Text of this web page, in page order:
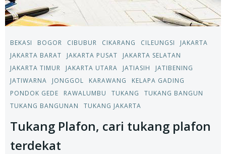
BEKASI BOGOR CIBUBUR CIKARANG CILEUNGSI
JAKARTA
JAKARTA BARAT
JAKARTA PUSAT
JAKARTA SELATAN
JAKARTA TIMUR
JAKARTA UTARA JATIASIH
JATIBENING
JATIWARNA
JONGGOL KARAWANG
KELAPA GADING
PONDOK GEDE
RAWALUMBU TUKANG
TUKANG BANGUN
TUKANG BANGUNAN
TUKANG JAKARTA
Tukang Plafon, cari tukang plafon
terdekat